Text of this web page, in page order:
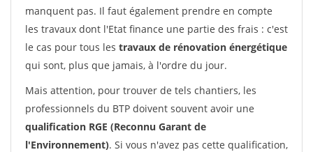
manquent pas. Il faut également prendre en compte
les travaux dont l'Etat finance une partie des frais : c'est
le cas pour tous les travaux de rénovation énergétique
qui sont, plus que jamais, à l'ordre du jour.
Mais attention, pour trouver de tels chantiers, les
professionnels du BTP doivent souvent avoir une
qualification RGE (Reconnu Garant de
l'Environnement). Si vous n'avez pas cette qualification,